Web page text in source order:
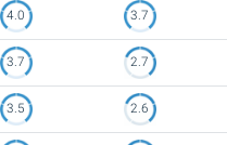
3.7
4.0
2.7
3.7
2.6
3.5